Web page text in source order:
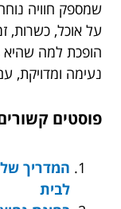
שמספק חוויה
על אוכל, כשרות,
הופכת למה
נעימה ומדויקת,
פוסטים
המדריך
לבית